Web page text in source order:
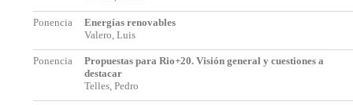
Ponencia
Energías renovables
Valero, Luis
Ponencia
Propuestas para Rio+20. Visión general y cuestiones a
destacar
Telles, Pedro